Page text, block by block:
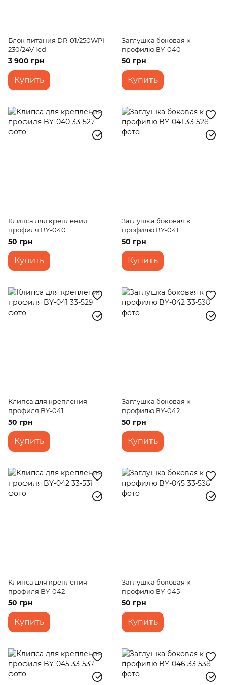
Блок питания DR-01/250WPI
230/24V led
3 900 грн
Купить
Заглушка боковая к
профилю BY-040
50 грн
Купить
Клипса для крепления
профиля BY-040
50 грн
Купить
Заглушка боковая к
профилю BY-041
50 грн
Купить
Клипса для крепления
профиля BY-041
50 грн
Купить
Заглушка боковая к
профилю BY-042
50 грн
Купить
Клипса для крепления
профиля BY-042
50 грн
Купить
Заглушка боковая к
профилю BY-045
50 грн
Купить